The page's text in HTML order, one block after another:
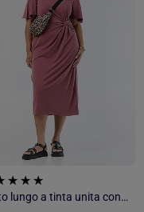
Abito lungo a tinta unita con nodo davanti